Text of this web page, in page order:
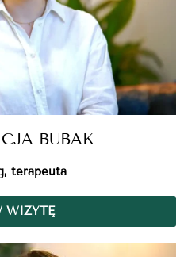
BUBAK
terapeuta
WIZYTĘ